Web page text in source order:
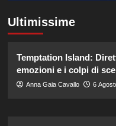
Ultimissime
Temptation Island:
emozioni e i colpi di
Anna Gaia Cavallo 6